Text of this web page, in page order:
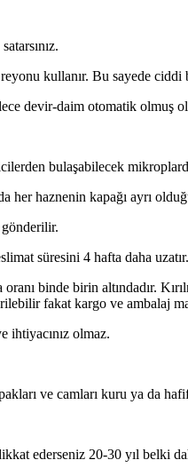
kullanır. Bu sayede ciddi
devir-daim otomatik olmuş
bulaşabilecek
her haznenin kapağı ayrı
süresini 4 hafta daha uzatır.
binde birin altındadır.
fakat kargo ve ambalaj
ihtiyacınız olmaz.
ve camları kuru ya da
ederseniz 20-30 yıl belki